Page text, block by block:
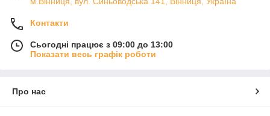
Контакти
Сьогодні працює з 09:00 до 13:00
Показати весь графік роботи
Про нас